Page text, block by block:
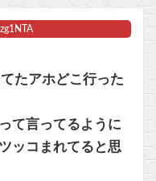
たアホどこ行った
て言ってるように
ッコまれてると思